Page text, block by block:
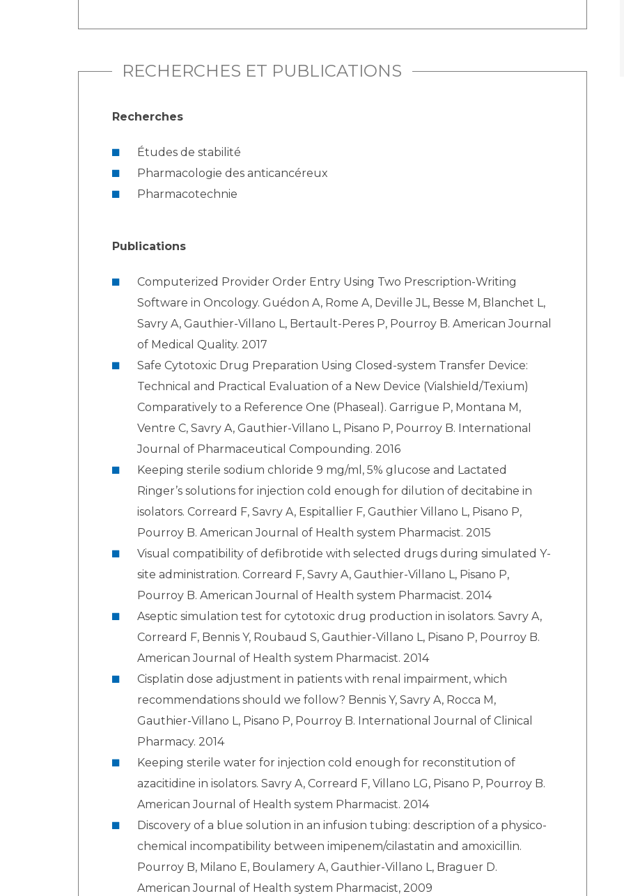
RECHERCHES ET PUBLICATIONS
Recherches
Études de stabilité
Pharmacologie des anticancéreux
Pharmacotechnie
Publications
Computerized Provider Order Entry Using Two Prescription-Writing
Software in Oncology. Guédon A, Rome A, Deville JL, Besse M, Blanchet L,
Savry A, Gauthier-Villano L, Bertault-Peres P, Pourroy B. American Journal
of Medical Quality. 2017
Safe Cytotoxic Drug Preparation Using Closed-system Transfer Device:
Technical and Practical Evaluation of a New Device (Vialshield/Texium)
Comparatively to a Reference One (Phaseal). Garrigue P, Montana M,
Ventre C, Savry A, Gauthier-Villano L, Pisano P, Pourroy B. International
Journal of Pharmaceutical Compounding. 2016
Keeping sterile sodium chloride 9 mg/ml, 5% glucose and Lactated
Ringer’s solutions for injection cold enough for dilution of decitabine in
isolators. Correard F, Savry A, Espitallier F, Gauthier Villano L, Pisano P,
Pourroy B. American Journal of Health system Pharmacist. 2015
Visual compatibility of defibrotide with selected drugs during simulated Y-
site administration. Correard F, Savry A, Gauthier-Villano L, Pisano P,
Pourroy B. American Journal of Health system Pharmacist. 2014
Aseptic simulation test for cytotoxic drug production in isolators. Savry A,
Correard F, Bennis Y, Roubaud S, Gauthier-Villano L, Pisano P, Pourroy B.
American Journal of Health system Pharmacist. 2014
Cisplatin dose adjustment in patients with renal impairment, which
recommendations should we follow? Bennis Y, Savry A, Rocca M,
Gauthier-Villano L, Pisano P, Pourroy B. International Journal of Clinical
Pharmacy. 2014
Keeping sterile water for injection cold enough for reconstitution of
azacitidine in isolators. Savry A, Correard F, Villano LG, Pisano P, Pourroy B.
American Journal of Health system Pharmacist. 2014
Discovery of a blue solution in an infusion tubing: description of a physico-
chemical incompatibility between imipenem/cilastatin and amoxicillin.
Pourroy B, Milano E, Boulamery A, Gauthier-Villano L, Braguer D.
American Journal of Health system Pharmacist, 2009